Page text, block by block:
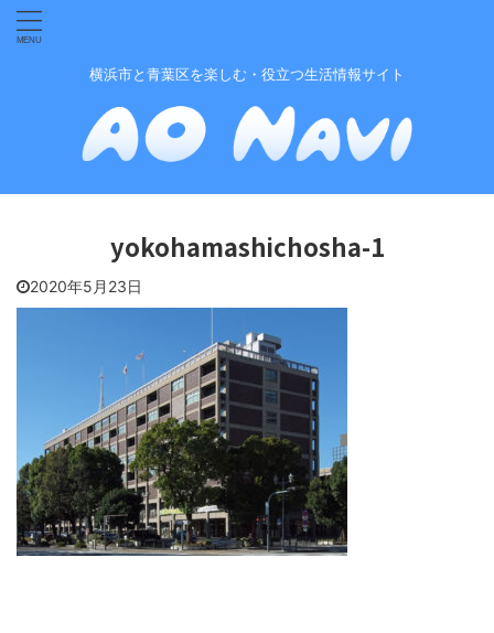
横浜市と青葉区を楽しむ・役立つ生活情報サイト
yokohamashichosha-1
2020年5月23日